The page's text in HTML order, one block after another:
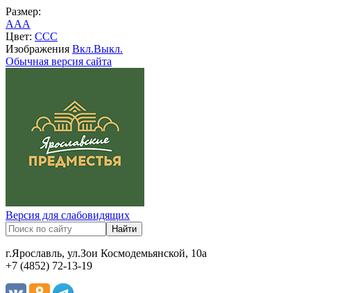
Размер:
AAA
Цвет: CCC
Изображения Вкл.Выкл.
Обычная версия сайта
Версия для слабовидящих
г.Ярославль, ул.Зои Космодемьянской, 10а
+7 (4852) 72-13-19